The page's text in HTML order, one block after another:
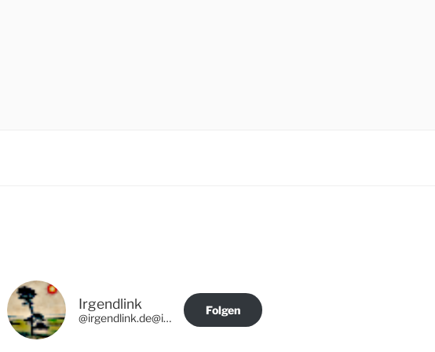
Irgendlink
@irgendlink.de@irgendlink.de
Folgen